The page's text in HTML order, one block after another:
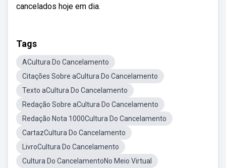
cancelados hoje em dia.
Tags
ACultura Do Cancelamento
Citações Sobre aCultura Do Cancelamento
Texto aCultura Do Cancelamento
Redação Sobre aCultura Do Cancelamento
Redação Nota 1000Cultura Do Cancelamento
CartazCultura Do Cancelamento
LivroCultura Do Cancelamento
Cultura Do CancelamentoNo Meio Virtual